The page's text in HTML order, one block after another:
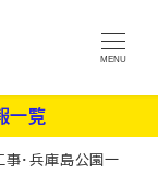
MENU
一覧
事・兵庫島公園一